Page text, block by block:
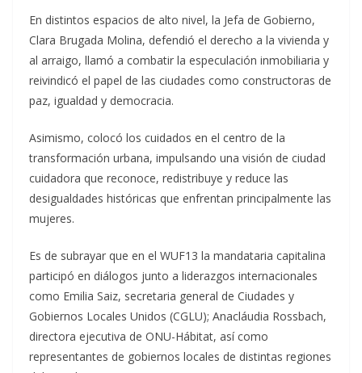
En distintos espacios de alto nivel, la Jefa de Gobierno,
Clara Brugada Molina, defendió el derecho a la vivienda y
al arraigo, llamó a combatir la especulación inmobiliaria y
reivindicó el papel de las ciudades como constructoras de
paz, igualdad y democracia.
Asimismo, colocó los cuidados en el centro de la
transformación urbana, impulsando una visión de ciudad
cuidadora que reconoce, redistribuye y reduce las
desigualdades históricas que enfrentan principalmente las
mujeres.
Es de subrayar que en el WUF13 la mandataria capitalina
participó en diálogos junto a liderazgos internacionales
como Emilia Saiz, secretaria general de Ciudades y
Gobiernos Locales Unidos (CGLU); Anacláudia Rossbach,
directora ejecutiva de ONU-Hábitat, así como
representantes de gobiernos locales de distintas regiones